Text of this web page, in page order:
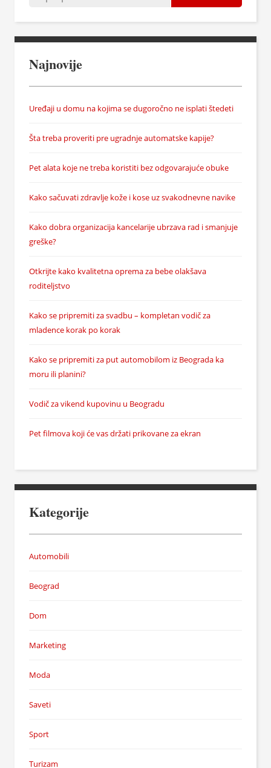
Najnovije
Uređaji u domu na kojima se dugoročno ne isplati štedeti
Šta treba proveriti pre ugradnje automatske kapije?
Pet alata koje ne treba koristiti bez odgovarajuće obuke
Kako sačuvati zdravlje kože i kose uz svakodnevne navike
Kako dobra organizacija kancelarije ubrzava rad i smanjuje
greške?
Otkrijte kako kvalitetna oprema za bebe olakšava
roditeljstvo
Kako se pripremiti za svadbu – kompletan vodič za
mladence korak po korak
Kako se pripremiti za put automobilom iz Beograda ka
moru ili planini?
Vodič za vikend kupovinu u Beogradu
Pet filmova koji će vas držati prikovane za ekran
Kategorije
Automobili
Beograd
Dom
Marketing
Moda
Saveti
Sport
Turizam